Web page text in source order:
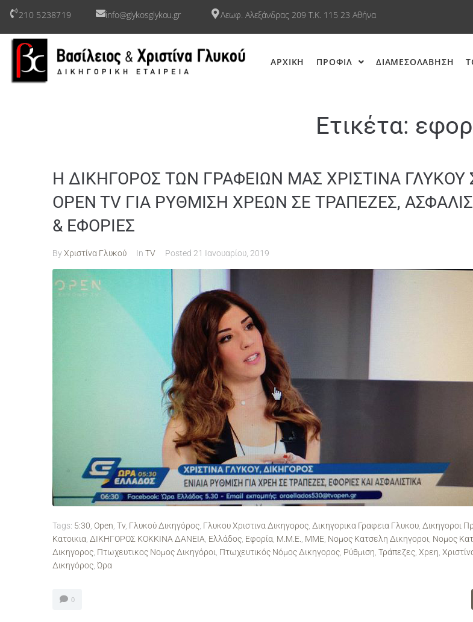
210 5238719 info@glykosglykou.gr Λεωφ. Αλεξάνδρας 209 Τ.Κ. 115 23 Αθήνα
ΑΡΧΙΚΗ ΠΡΟΦΙΛ ΔΙΑΜΕΣΟΛΑΒΗΣΗ
Ετικέτα:
Η ΔΙΚΗΓΟΡΟΣ ΤΩΝ ΓΡΑΦΕΙΩΝ ΜΑΣ ΧΡΙΣΤΙΝΑ ΓΛΥΚΟΥ
OPEN TV ΓΙΑ ΡΥΘΜΙΣΗ ΧΡΕΩΝ ΣΕ ΤΡΑΠΕΖΕΣ,
& ΕΦΟΡΙΕΣ
ByΧριστίνα Γλυκού In TV Posted 21 Ιανουαρίου, 2019
Tags: 5:30 Open Tv, Γλυκού Δικηγόρος Γλυκου Χριστινα Δικηγορος Δικηγορικα Γραφεια Γλυκου Δικηγοροι
Κατοικια ΔΙΚΗΓΟΡΟΣ ΚΟΚΚΙΝΑ ΔΑΝΕΙΑ Ελλάδος Εφορία Μ.Μ.Ε. ΜΜΕ Νομος Κατσελη Δικηγοροι Νομος
Δικηγορος Πτωχευτικος Νομος Δικηγόροι Πτωχευτικός Νόμος Δικηγορος Ρύθμιση Τράπεζες Χρεη
Δικηγόρος Ώρα
0